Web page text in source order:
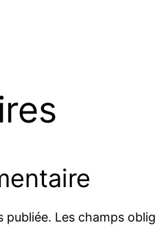
publiée. Les champs